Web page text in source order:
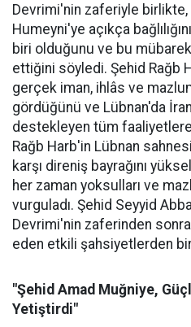
Devrimi'nin zaferiyle birlikte,
Humeyni'ye açıkça
biri olduğunu ve bu
ettiğini söyledi. Şehid Rağb
gerçek iman, ihlâs ve
gördüğünü ve Lübnan'da
destekleyen tüm faaliyetlere
Rağb Harb'in Lübnan
karşı direniş bayrağını
her zaman yoksulları ve
vurguladı. Şehid Seyyid
Devrimi'nin zaferinden
eden etkili şahsiyetlerden
"Şehid Amad Muğniye,
Yetiştirdi"